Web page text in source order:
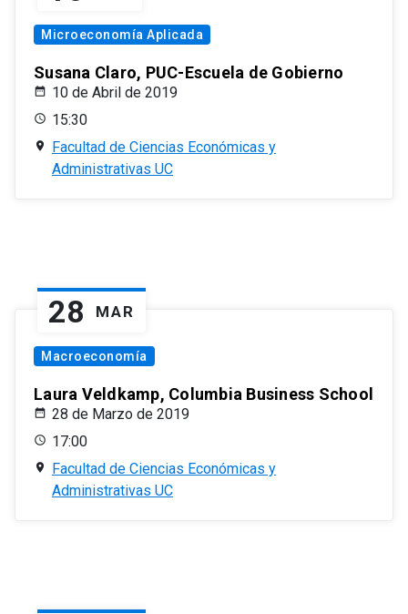
Microeconomía Aplicada
Susana Claro, PUC-Escuela de Gobierno
10 de Abril de 2019
15:30
Facultad de Ciencias Económicas y
Administrativas UC
28 MAR
Macroeconomía
Laura Veldkamp, Columbia Business School
28 de Marzo de 2019
17:00
Facultad de Ciencias Económicas y
Administrativas UC